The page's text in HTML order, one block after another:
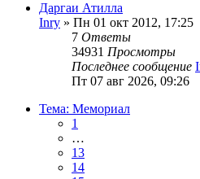
Даргаи Атилла
Inry » Пн 01 окт 2012, 17:25
7 Ответы
34931 Просмотры
Последнее сообщение
Пт 07 авг 2026, 09:26
Тема: Мемориал
1
…
13
14